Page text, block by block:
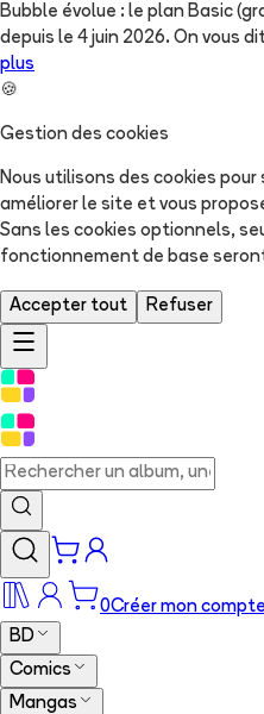
Bubble évolue : le plan Basic
depuis le 4 juin 2026. On vous
plus
🍪
Gestion des cookies
Nous utilisons des cookies
améliorer le site et vous
Sans les cookies optionnels,
fonctionnement de base
Accepter tout Refuser
0Créer mon compte
BD
Comics
Mangas